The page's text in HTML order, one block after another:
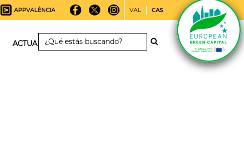
APPVALÈNCIA VAL CAS
ACTUALIDAD